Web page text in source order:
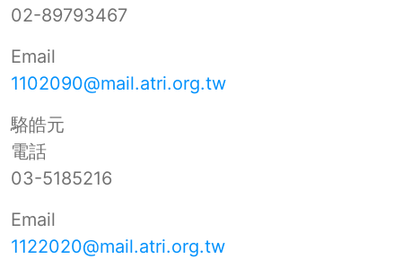
02-89793467
Email
1102090@mail.atri.org.tw
駱皓元
電話
03-5185216
Email
1122020@mail.atri.org.tw